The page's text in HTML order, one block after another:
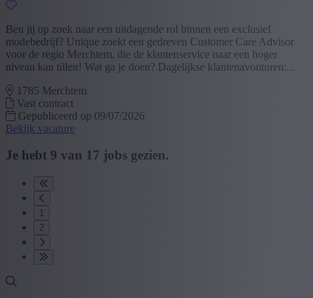
Ben jij op zoek naar een uitdagende rol binnen een exclusief
modebedrijf? Unique zoekt een gedreven Customer Care Advisor
voor de regio Merchtem, die de klantenservice naar een hoger
niveau kan tillen! Wat ga je doen? Dagelijkse klantenavonturen:...
1785 Merchtem
Vast contract
Gepubliceerd op 09/07/2026
Bekijk vacature
Je hebt 9 van 17 jobs gezien.
1
2